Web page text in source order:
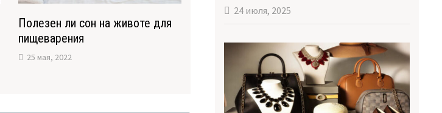
Полезен ли сон на животе для
пищеварения
25 мая, 2022
24 июля, 2025